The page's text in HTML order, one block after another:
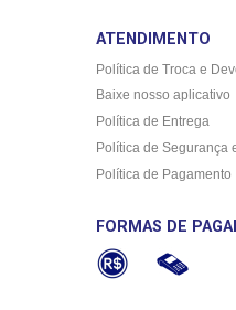
ATENDIMENTO
Política de Troca e
Baixe nosso aplicativo
Política de Entrega
Política de Segurança
Política de Pagamento
FORMAS DE